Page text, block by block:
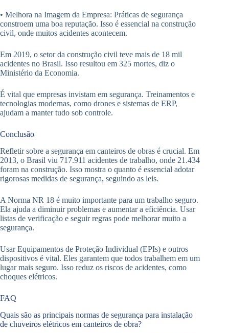
• Melhora na Imagem da Empresa: Práticas de segurança
constroem uma boa reputação. Isso é essencial na construção
civil, onde muitos acidentes acontecem.
Em 2019, o setor da construção civil teve mais de 18 mil
acidentes no Brasil. Isso resultou em 325 mortes, diz o
Ministério da Economia.
É vital que empresas invistam em segurança. Treinamentos e
tecnologias modernas, como drones e sistemas de ERP,
ajudam a manter tudo sob controle.
Conclusão
Refletir sobre a segurança em canteiros de obras é crucial. Em
2013, o Brasil viu 717.911 acidentes de trabalho, onde 21.434
foram na construção. Isso mostra o quanto é essencial adotar
rigorosas medidas de segurança, seguindo as leis.
A Norma NR 18 é muito importante para um trabalho seguro.
Ela ajuda a diminuir problemas e aumentar a eficiência. Usar
listas de verificação e seguir regras pode melhorar muito a
segurança.
Usar Equipamentos de Proteção Individual (EPIs) e outros
dispositivos é vital. Eles garantem que todos trabalhem em um
lugar mais seguro. Isso reduz os riscos de acidentes, como
choques elétricos.
FAQ
Quais são as principais normas de segurança para instalação
de chuveiros elétricos em canteiros de obra?